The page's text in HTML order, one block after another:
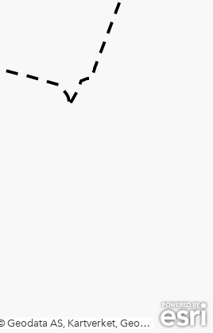
©️ Geodata AS, Kartverket, Geovekst og kommunene, OpenStreetMap